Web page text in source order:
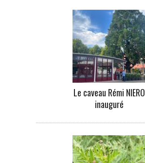
Le caveau Rémi NIERO
inauguré